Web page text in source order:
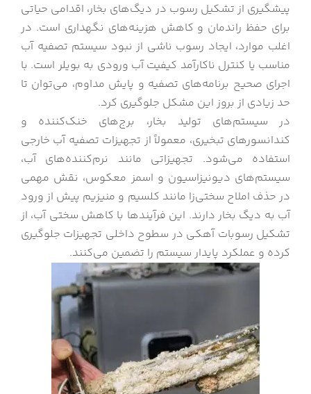
پیشگیری از تشکیل رسوب در دیگ‌های بخار، اقدامی حیاتی
برای حفظ راندمان و کاهش هزینه‌های نگهداری است. در
اغلب موارد، ایجاد رسوب ناشی از نبود سیستم تصفیه آب
مناسب یا کنترل ناکارآمد کیفیت آب ورودی به بویلر است. با
اجرای صحیح برنامه‌های تصفیه و پایش مداوم، می‌توان تا
حد زیادی از بروز این مشکل جلوگیری کرد.
در سیستم‌های تولید بخار، برج‌های خنک‌کننده و
کندانسورهای تبخیری، معمولاً از تجهیزات تصفیه آب خارجی
استفاده می‌شود. تجهیزاتی مانند نرم‌کننده‌های آب،
سیستم‌های دیونیزاسیون و اسمز معکوس، نقش مهمی
در حذف املاح سختی‌زا مانند کلسیم و منیزیم پیش از ورود
آب به دیگ بخار دارند. این فرآیندها با کاهش سختی آب، از
تشکیل رسوبات آهکی در سطوح داخلی تجهیزات جلوگیری
کرده و عملکرد پایدار سیستم را تضمین می‌کنند.